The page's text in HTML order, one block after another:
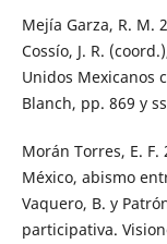
Mejía Garza, R. M.
Cossío, J. R.
Unidos Mexicanos
Blanch, pp. 869 y
Morán Torres, E.
México, abismo
Vaquero, B. y
participativa.